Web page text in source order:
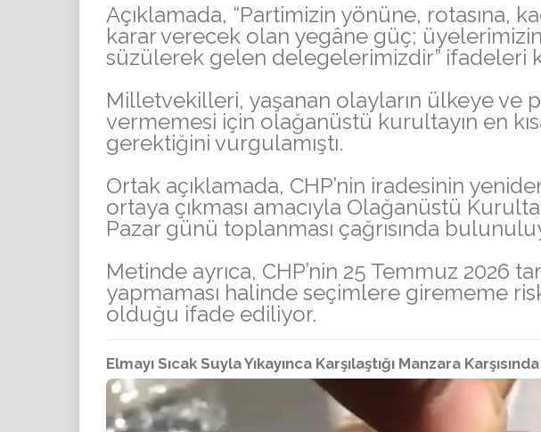
Açıklamada, “Partimizin yönüne, rotasına,
karar verecek olan yegâne güç;
süzülerek gelen delegelerimizdir” ifadeleri
Milletvekilleri, yaşanan olayların ülkeye ve
vermemesi için olağanüstü kurultayın en
gerektiğini vurgulamıştı.
Ortak açıklamada, CHP’nin iradesinin
ortaya çıkması amacıyla Olağanüstü
Pazar günü toplanması çağrısında
Metinde ayrıca, CHP’nin 25 Temmuz 2026
yapmaması halinde seçimlere girememe
olduğu ifade ediliyor.
Elmayı Sıcak Suyla Yıkayınca Karşılaştığı Manzara